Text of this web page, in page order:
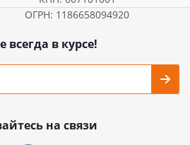
ОГРН: 1186658094920
всегда в курсе!
на связи